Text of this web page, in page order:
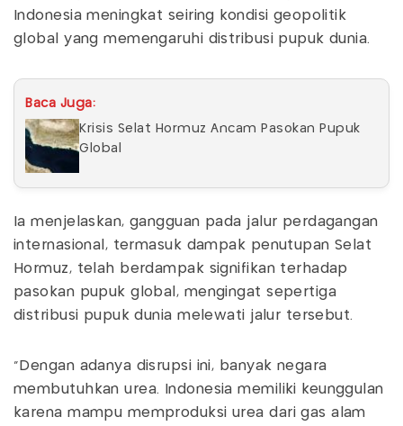
Indonesia meningkat seiring kondisi geopolitik
global yang memengaruhi distribusi pupuk dunia.
Baca Juga:
Krisis Selat Hormuz Ancam Pasokan Pupuk
Global
Ia menjelaskan, gangguan pada jalur perdagangan
internasional, termasuk dampak penutupan Selat
Hormuz, telah berdampak signifikan terhadap
pasokan pupuk global, mengingat sepertiga
distribusi pupuk dunia melewati jalur tersebut.
“Dengan adanya disrupsi ini, banyak negara
membutuhkan urea. Indonesia memiliki keunggulan
karena mampu memproduksi urea dari gas alam